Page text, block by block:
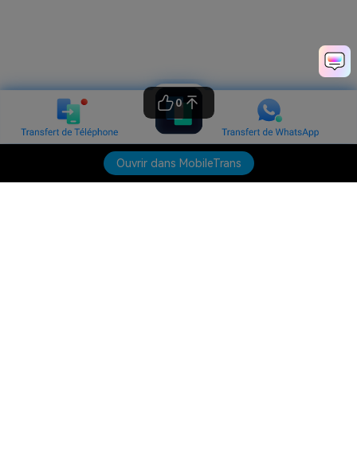
Ouvrir dans MobileTrans
0